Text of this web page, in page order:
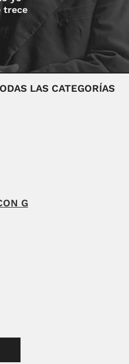
trece
LAS CATEGORÍAS
G